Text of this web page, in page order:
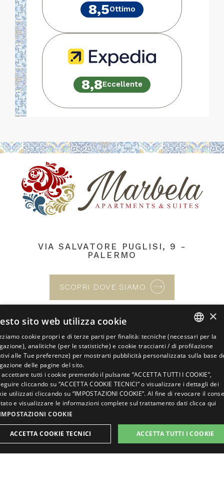
8,5Ottimo
8,8Eccellente
VIA SALVATORE PUGLISI, 9 -
PALERMO
SCOPRI DOVE SIAMO
CELL.+39 371 5739222
info@marbelaresidence.com
Rivedi le tue impostazioni sui Cookie
RICHIEDI PRENOTA
ITALIAN
ENGLISH
GERMAN
FRENCH
×
sito web utilizza cookie
cookie propri e di terze parti per finalità: tecniche (necessari per la
analitiche (per le statistiche) e cookie traccianti / di profilazione
alle Tue preferenze) per mostrarti pubblicità personalizzata sulla base
delle pagine del sito.
tutti i cookie premendo il pulsante “ACCETTA TUTTI I COOKIE”,
cliccando su “ACCETTA COOKIE TECNICI” o visualizzare i dettagli dei
utilizzati cliccando su “IMPOSTAZIONI COOKIE”. Al fine di revocare il
e visualizzare le informazioni complete sul trattamento dati clicca qui
COOKIE
ACCETTA TUTTI I COOKIE
ACCETTA COOKIE TECNICI